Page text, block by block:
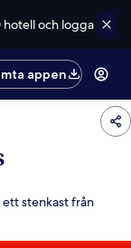
hotell och logga
appen
stenkast från